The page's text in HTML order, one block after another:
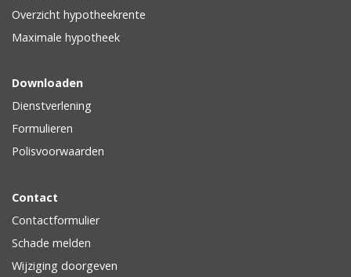
Overzicht hypotheekrente
Maximale hypotheek
Downloaden
Dienstverlening
Formulieren
Polisvoorwaarden
Contact
Contactformulier
Schade melden
Wijziging doorgeven